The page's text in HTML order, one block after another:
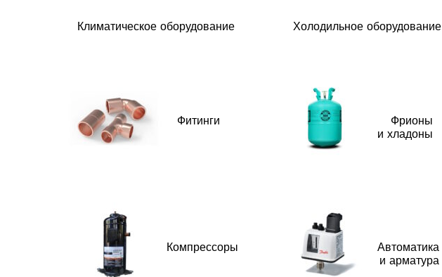
Климатическое оборудование Холодильное оборудование
Фитинги
Компрессоры
Фрионы
и хладоны
Автоматика
и арматура